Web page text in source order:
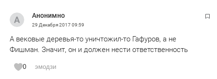
Анонимно
29 Декабря 201709:59
А вековые деревья-то уничтожил-то Гафуров, а не
Фишман. Значит, он и должен нести ответственность
0 эмодзи